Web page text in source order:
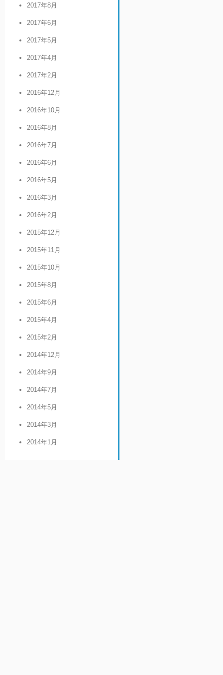
2017年8月
2017年6月
2017年5月
2017年4月
2017年2月
2016年12月
2016年10月
2016年8月
2016年7月
2016年6月
2016年5月
2016年3月
2016年2月
2015年12月
2015年11月
2015年10月
2015年8月
2015年6月
2015年4月
2015年2月
2014年12月
2014年9月
2014年7月
2014年5月
2014年3月
2014年1月